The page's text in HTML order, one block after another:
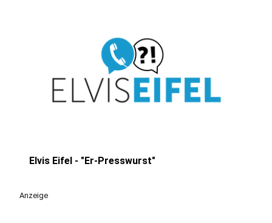
Elvis Eifel - "Er-Presswurst"
Anzeige